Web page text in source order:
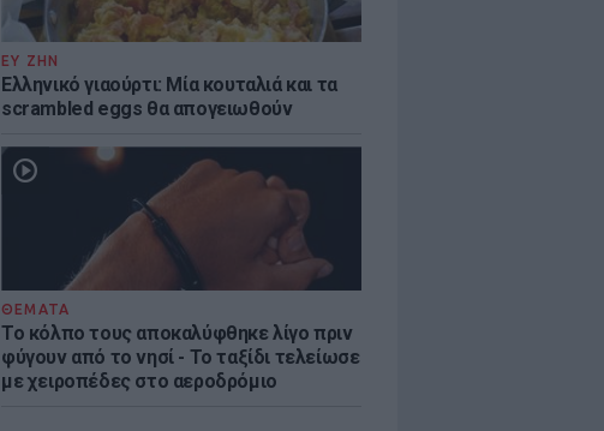
ΕΥ ΖΗΝ
Ελληνικό γιαούρτι: Μία κουταλιά και τα
scrambled eggs θα απογειωθούν
ΘΕΜΑΤΑ
Το κόλπο τους αποκαλύφθηκε λίγο πριν
φύγουν από το νησί - Το ταξίδι τελείωσε
με χειροπέδες στο αεροδρόμιο